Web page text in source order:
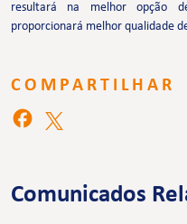
resultará na melhor opção
proporcionará melhor qualidade
COMPARTILHAR
Comunicados